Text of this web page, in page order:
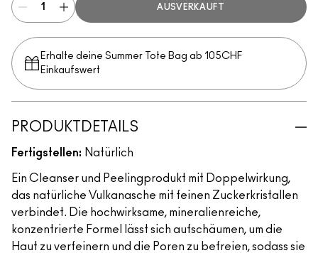
AUSVERKAUFT
Erhalte deine Summer Tote Bag ab 105CHF
Einkaufswert​
PRODUKTDETAILS
Fertigstellen: Natürlich
Ein Cleanser und Peelingprodukt mit Doppelwirkung,
das natürliche Vulkanasche mit feinen Zuckerkristallen
verbindet. Die hochwirksame, mineralienreiche,
konzentrierte Formel lässt sich aufschäumen, um die
Haut zu verfeinern und die Poren zu befreien, sodass sie